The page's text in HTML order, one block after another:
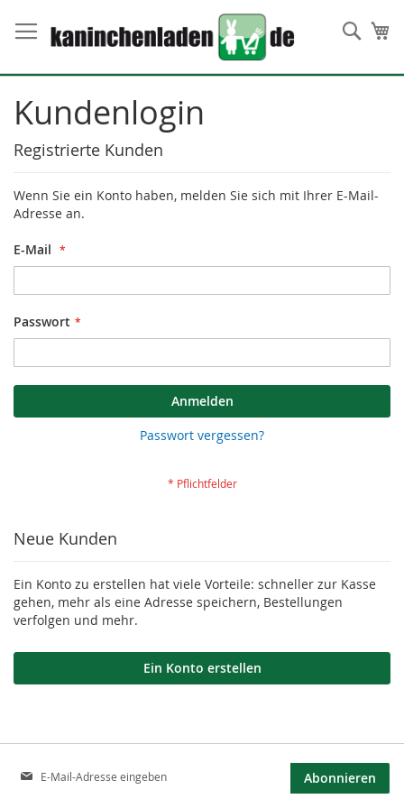
zum
Inhalt
Kundenlogin
Registrierte Kunden
Wenn Sie ein Konto haben, melden Sie sich mit Ihrer E-Mail-
Adresse an.
E-Mail
Passwort
Anmelden
Passwort vergessen?
Neue Kunden
Ein Konto zu erstellen hat viele Vorteile: schneller zur Kasse
gehen, mehr als eine Adresse speichern, Bestellungen
verfolgen und mehr.
Ein Konto erstellen
Anmeldung
Abonnieren